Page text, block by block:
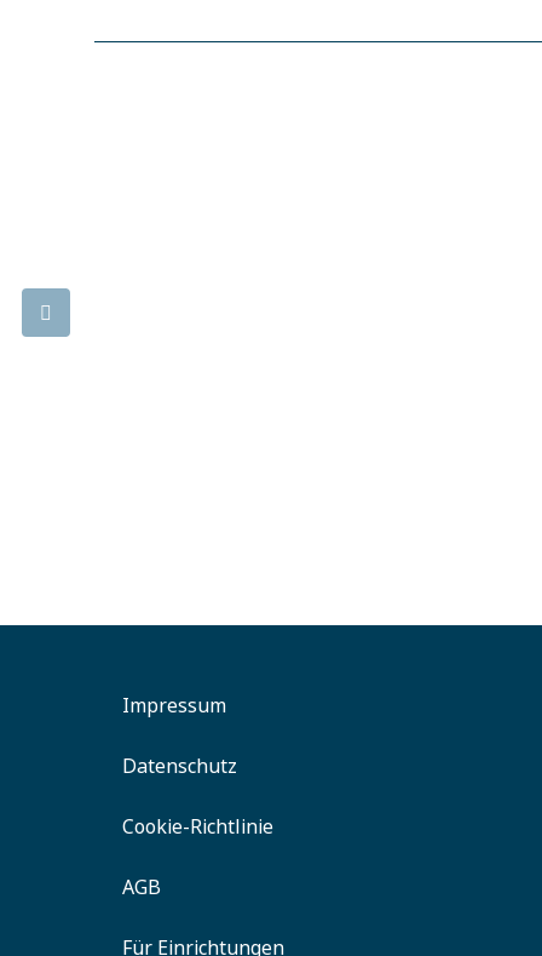
Impressum
Datenschutz
Cookie-Richtlinie
AGB
Für Einrichtungen